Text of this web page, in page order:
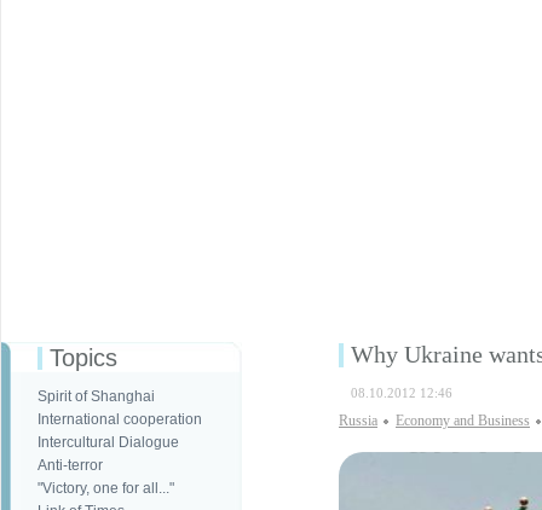
Topics
Spirit of Shanghai
International cooperation
Intercultural Dialogue
Anti-terror
"Victory, one for all..."
Why Ukraine
08.10.2012 12:46
Russia Economy and Business